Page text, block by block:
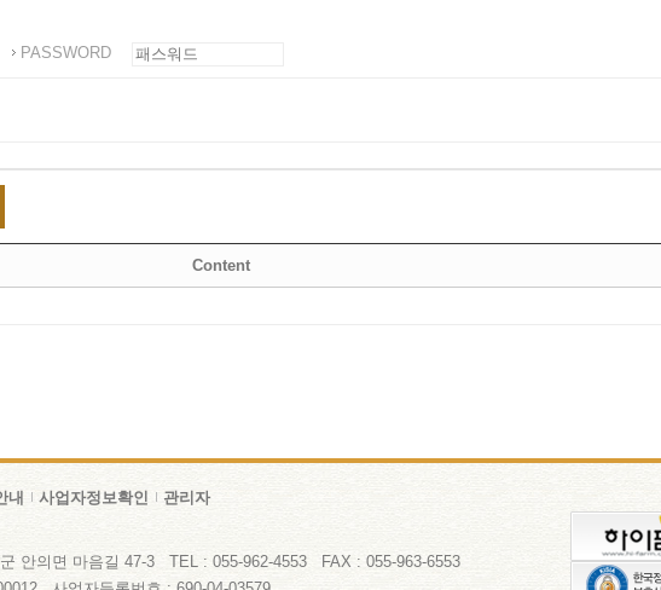
PASSWORD
Content
내 사업자정보확인 관리자
안의면 마음길 47-3 TEL : 055-962-4553 FAX : 055-963-6553